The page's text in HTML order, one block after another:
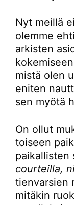
Nyt meillä
olemme
arkisten
mistä olen
eniten
sen myötä
On ollut
toiseen
paikallisten
courteilla,
tienvarsien
mitäkin